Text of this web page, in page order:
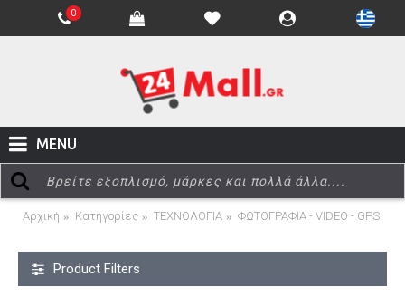
0
MENU
Αρχική Κατηγορίες ΤΕΧΝΟΛΟΓΙΑ ΦΩΤΟΓΡΑΦΙΑ - VIDEO - GPS
Product Filters